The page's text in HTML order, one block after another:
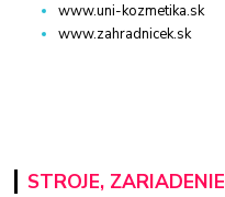
www.uni-kozmetika.sk
www.zahradnicek.sk
STROJE, ZARIADENIE